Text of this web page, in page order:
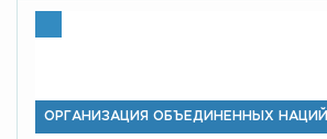
ОРГАНИЗАЦИЯ ОБЪЕДИНЕННЫХ НАЦИЙ